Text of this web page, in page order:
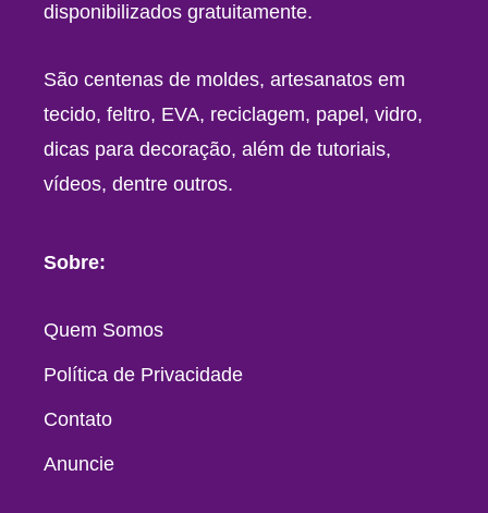
disponibilizados gratuitamente.
São centenas de moldes, artesanatos em
tecido, feltro, EVA, reciclagem, papel, vidro,
dicas para decoração, além de tutoriais,
vídeos, dentre outros.
Sobre:
Quem Somos
Política de Privacidade
Contato
Anuncie